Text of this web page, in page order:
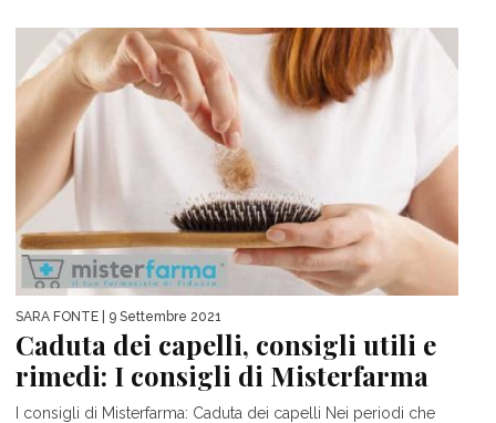
SARA FONTE | 9 Settembre 2021
Caduta dei capelli, consigli utili e
rimedi: I consigli di Misterfarma
I consigli di Misterfarma: Caduta dei capelli Nei periodi che